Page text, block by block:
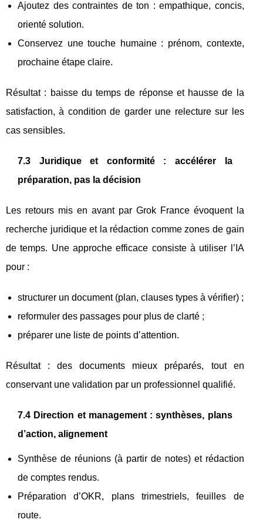
Ajoutez des contraintes de ton : empathique, concis,
orienté solution.
Conservez une touche humaine : prénom, contexte,
prochaine étape claire.
Résultat : baisse du temps de réponse et hausse de la
satisfaction, à condition de garder une relecture sur les
cas sensibles.
7.3 Juridique et conformité : accélérer la
préparation, pas la décision
Les retours mis en avant par Grok France évoquent la
recherche juridique et la rédaction comme zones de gain
de temps. Une approche efficace consiste à utiliser l’IA
pour :
structurer un document (plan, clauses types à vérifier) ;
reformuler des passages pour plus de clarté ;
préparer une liste de points d’attention.
Résultat : des documents mieux préparés, tout en
conservant une validation par un professionnel qualifié.
7.4 Direction et management : synthèses, plans
d’action, alignement
Synthèse de réunions (à partir de notes) et rédaction
de comptes rendus.
Préparation d’OKR, plans trimestriels, feuilles de
route.